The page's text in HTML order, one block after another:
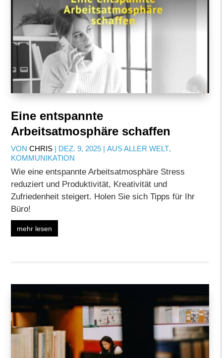
Eine entspannte
Arbeitsatmosphäre schaffen
VONCHRIS | DEZ. 9, 2025 |AUS ALLER WELT,
KOMMUNIKATION
Wie eine entspannte Arbeitsatmosphäre Stress
reduziert und Produktivität, Kreativität und
Zufriedenheit steigert. Holen Sie sich Tipps für Ihr
Büro!
mehr lesen